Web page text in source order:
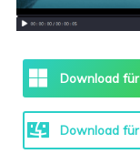
Download
Download